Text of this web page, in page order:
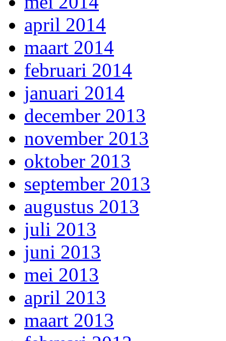
april 2014
maart 2014
februari 2014
januari 2014
december 2013
november 2013
oktober 2013
september 2013
augustus 2013
juli 2013
juni 2013
mei 2013
april 2013
maart 2013